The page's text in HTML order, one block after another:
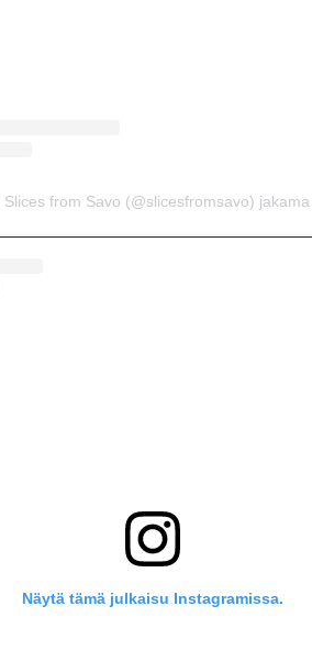
Slices from Savo (@slicesfromsavo)
Näytä tämä julkaisu Instagramissa.